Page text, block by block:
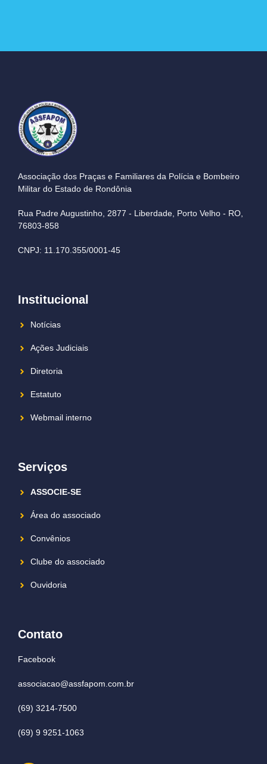
Associação dos Praças e Familiares da Polícia e Bombeiro
Militar do Estado de Rondônia
Rua Padre Augustinho, 2877 - Liberdade, Porto Velho - RO,
76803-858
CNPJ: 11.170.355/0001-45
Institucional
Notícias
Ações Judiciais
Diretoria
Estatuto
Webmail interno
Serviços
ASSOCIE-SE
Área do associado
Convênios
Clube do associado
Ouvidoria
Contato
Facebook
associacao@assfapom.com.br
(69) 3214-7500
(69) 9 9251-1063